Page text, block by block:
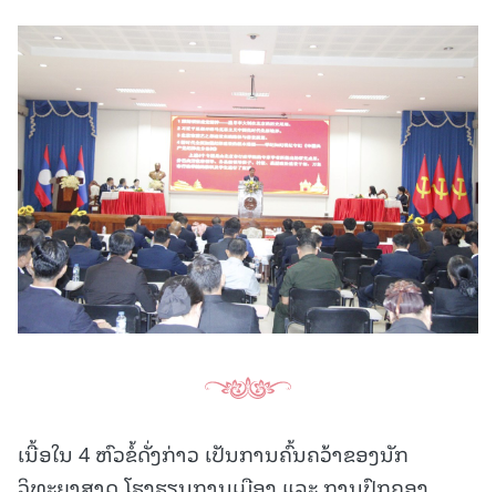
ເນື້ອໃນ 4 ຫົວຂໍ້ດັ່ງກ່າວ ເປັນການຄົ້ນຄວ້າຂອງນັກ